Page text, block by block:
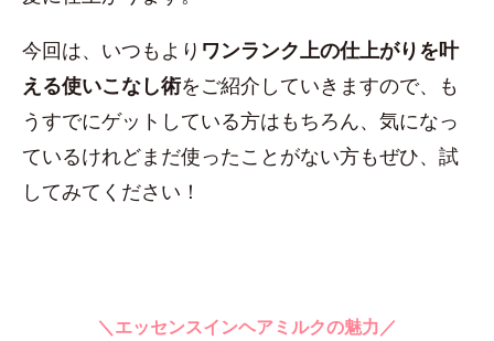
今回は、いつもより ワンランク上の仕上がりを叶
える使いこなし術をご紹介していきますので、も
うすでにゲットしている方はもちろん、気になっ
ているけれどまだ使ったことがない方もぜひ、試
してみてください！
＼エッセンスインヘアミルクの魅力／